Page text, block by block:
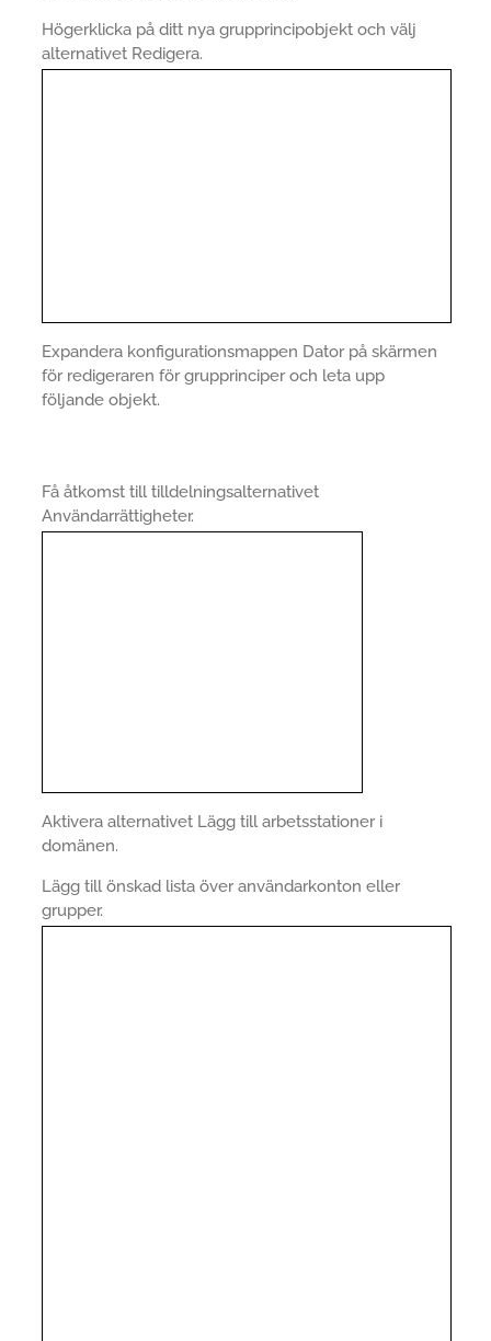
Högerklicka på ditt nya grupprincipobjekt och välj
alternativet Redigera.
Expandera konfigurationsmappen Dator på skärmen
för redigeraren för grupprinciper och leta upp
följande objekt.
Få åtkomst till tilldelningsalternativet
Användarrättigheter.
Aktivera alternativet Lägg till arbetsstationer i
domänen.
Lägg till önskad lista över användarkonton eller
grupper.